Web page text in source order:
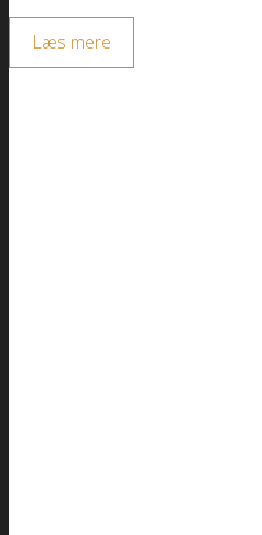
Læs mere